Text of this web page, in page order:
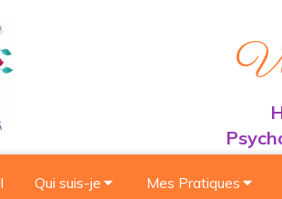
Qui suis-je Mes Pratiques